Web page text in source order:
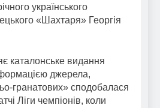
українського
«Шахтаря» Георгія
каталонське видання
джерела,
гранатових» сподобалася
Ліги чемпіонів, коли